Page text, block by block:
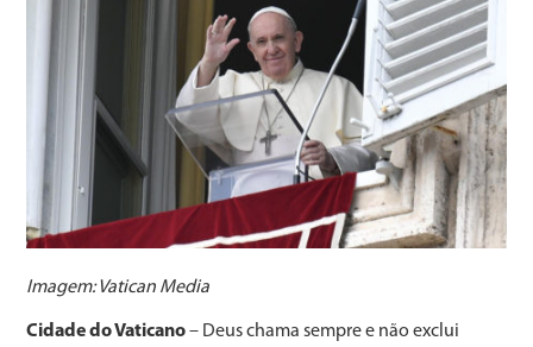
Imagem: Vatican Media
Cidade do Vaticano– Deus chama sempre e não exclui